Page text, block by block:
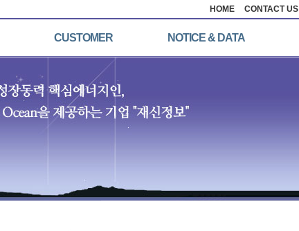
HOME CONTACT US
CUSTOMER NOTICE & DATA